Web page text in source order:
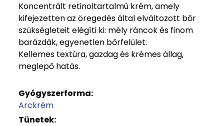
Koncentrált retinoltartalmú krém, amely
kifejezetten az öregedés által elváltozott bőr
szükségleteit elégíti ki: mély ráncok és finom
barázdák, egyenetlen bőrfelület.
Kellemes textúra, gazdag és krémes állag,
meglepő hatás.
Gyógyszerforma:
Arckrém
Tünetek: